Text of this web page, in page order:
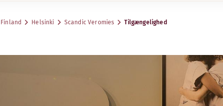
Finland Helsinki Scandic Veromies Tilgængelighed